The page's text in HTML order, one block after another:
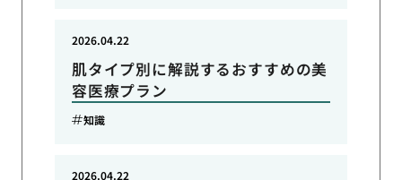
肌タイプ別に解説するおすすめの美
容医療プラン
2026.04.22
知識
2026.04.22